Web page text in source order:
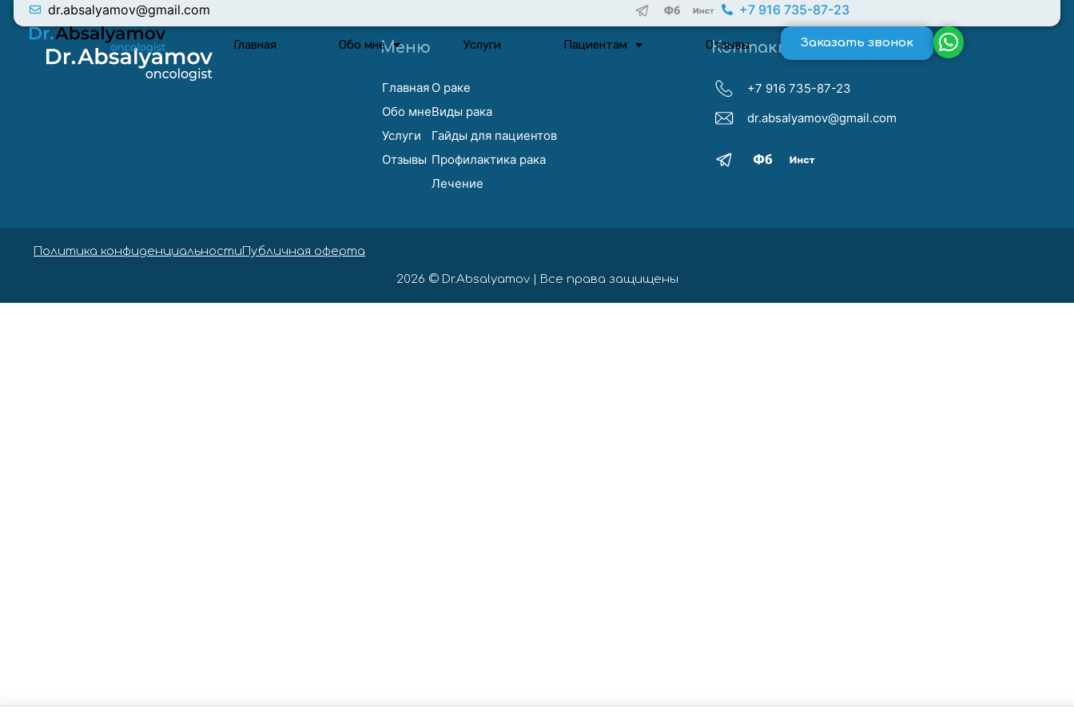
dr.absalyamov@gmail.com +7 916 735-87-23
Главная Обо мне Услуги Пациентам Отзывы Заказать звонок
Меню
Главная
Обо мне
Услуги
Отзывы
О раке
Виды рака
Гайды для пациентов
Профилактика рака
Лечение
Контакты
+7 916 735-87-23
dr.absalyamov@gmail.com
Политика конфиденциальностиПубличная оферта
2026 © Dr.Absalyamov | Все права защищены